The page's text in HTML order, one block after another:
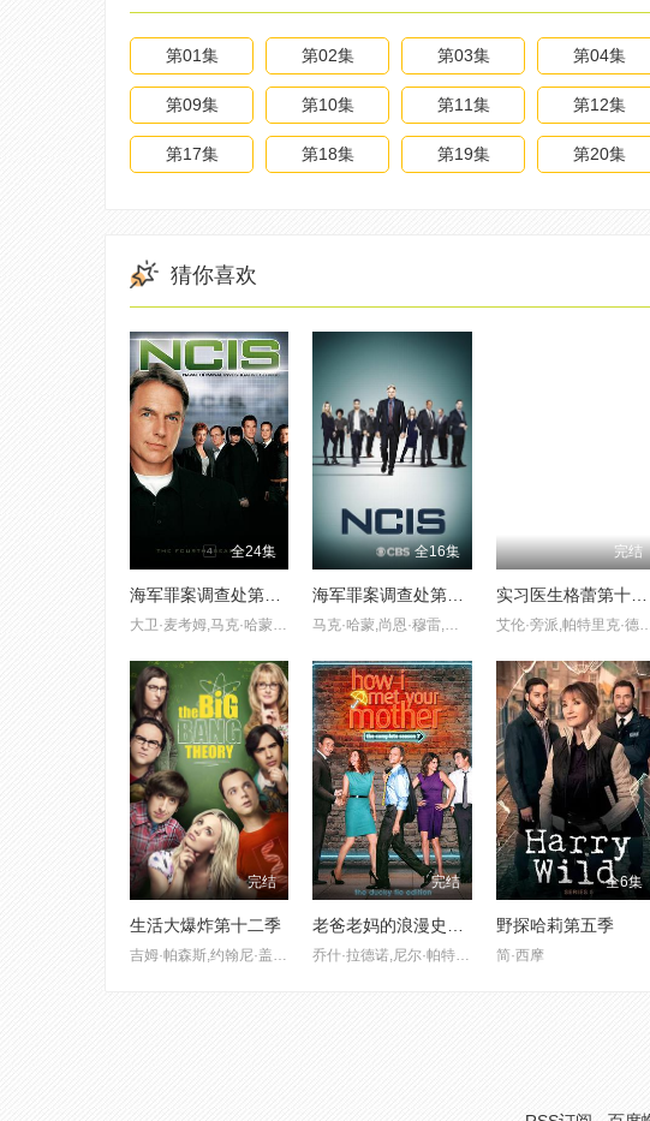
第01集 第02集 第03集 第04集
第09集 第10集 第11集 第12集
第17集 第18集 第19集 第20集
猜你喜欢
全24集
海军罪案调查处第四季
大卫·麦考姆,马克·哈蒙,迈克尔·韦瑟利,宝蕾·佩雷特,萨莎·亚历山大,尚恩·穆雷
全16集
海军罪案调查处第十八季
马克·哈蒙,尚恩·穆雷,艾米丽·威克沙姆,布莱恩·迪岑,维尔摩·瓦尔德拉玛,洛奇·卡罗尔,大卫·麦考姆,戴安娜·里曾诺弗,玛丽亚·贝罗
完结
实习医生格蕾第十一季
艾伦·旁派,帕特里克·德姆西,贾斯汀·
完结
生活大爆炸第十二季
吉姆·帕森斯,约翰尼·盖尔克奇,凯莉·库柯,西蒙·赫尔伯格
完结
乔什·拉德诺,尼尔·帕特里克·哈里斯,杰森·席格尔,寇碧·史莫德斯
全6集
野探哈莉第五季
简·西摩